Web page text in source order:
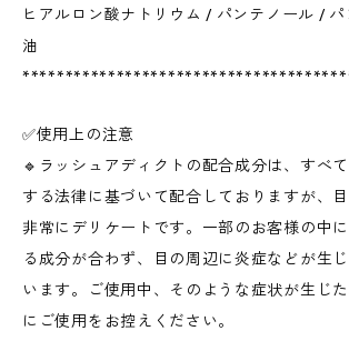
ヒアルロン酸ナトリウム / パンテノール /
油
✅使用上の注意
🔹ラッシュアディクトの配合成分は、すべ
する法律に基づいて配合しておりますが、
非常にデリケートです。一部のお客様の中
る成分が合わず、目の周辺に炎症などが生
います。ご使用中、そのような症状が生じ
にご使用をお控えください。